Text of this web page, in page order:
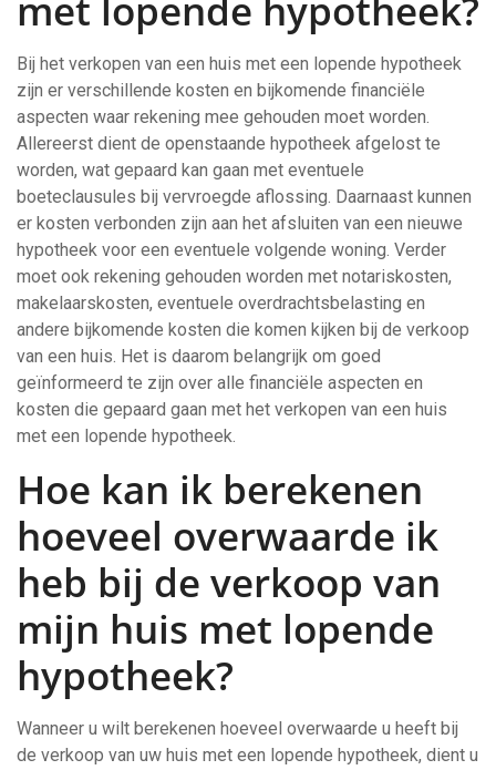
met lopende hypotheek?
Bij het verkopen van een huis met een lopende hypotheek
zijn er verschillende kosten en bijkomende financiële
aspecten waar rekening mee gehouden moet worden.
Allereerst dient de openstaande hypotheek afgelost te
worden, wat gepaard kan gaan met eventuele
boeteclausules bij vervroegde aflossing. Daarnaast kunnen
er kosten verbonden zijn aan het afsluiten van een nieuwe
hypotheek voor een eventuele volgende woning. Verder
moet ook rekening gehouden worden met notariskosten,
makelaarskosten, eventuele overdrachtsbelasting en
andere bijkomende kosten die komen kijken bij de verkoop
van een huis. Het is daarom belangrijk om goed
geïnformeerd te zijn over alle financiële aspecten en
kosten die gepaard gaan met het verkopen van een huis
met een lopende hypotheek.
Hoe kan ik berekenen
hoeveel overwaarde ik
heb bij de verkoop van
mijn huis met lopende
hypotheek?
Wanneer u wilt berekenen hoeveel overwaarde u heeft bij
de verkoop van uw huis met een lopende hypotheek, dient u